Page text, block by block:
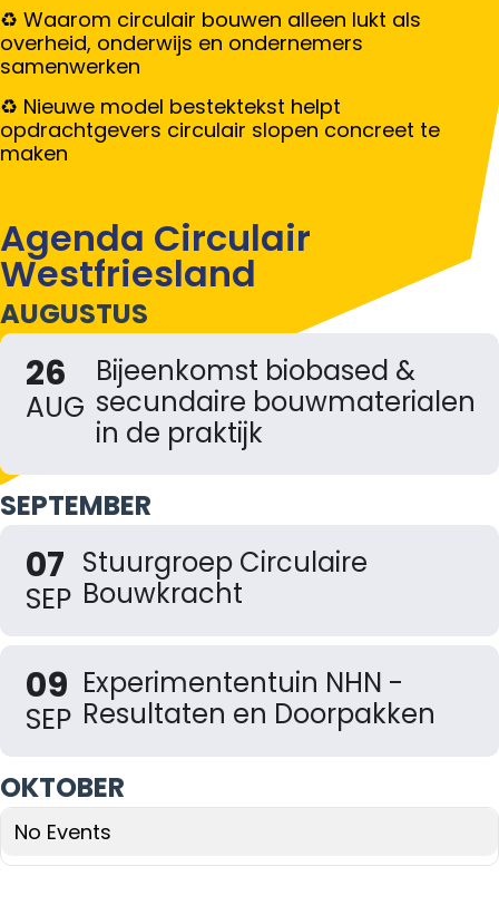
Waarom circulair bouwen alleen lukt als
overheid, onderwijs en ondernemers
samenwerken
Nieuwe model bestektekst helpt
opdrachtgevers circulair slopen concreet te
maken
Agenda Circulair
Westfriesland
AUGUSTUS
26
AUG
Bijeenkomst biobased &
secundaire bouwmaterialen
in de praktijk
SEPTEMBER
07
SEP
Stuurgroep Circulaire
Bouwkracht
09
SEP
Experimententuin NHN -
Resultaten en Doorpakken
OKTOBER
No Events